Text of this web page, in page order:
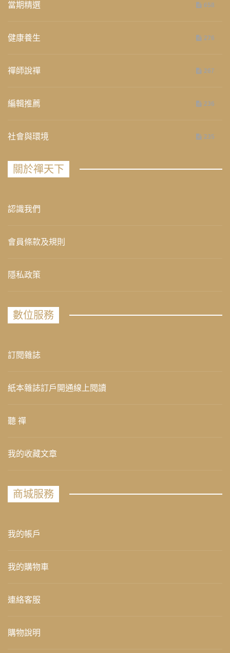
當期精選 658
健康養生 276
禪師說禪 267
編輯推薦 236
社會與環境 235
關於禪天下
認識我們
會員條款及規則
隱私政策
數位服務
訂閱雜誌
紙本雜誌訂戶開通線上閱讀
聽 禪
我的收藏文章
商城服務
我的帳戶
我的購物車
連絡客服
購物說明